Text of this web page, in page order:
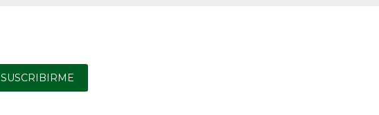
SUSCRIBIRME